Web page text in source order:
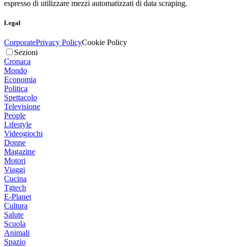
espresso di utilizzare mezzi automatizzati di data scraping.
Legal
CorporatePrivacy PolicyCookie Policy
Sezioni
Cronaca
Mondo
Economia
Politica
Spettacolo
Televisione
People
Lifestyle
Videogiochi
Donne
Magazine
Motori
Viaggi
Cucina
Tgtech
E-Planet
Cultura
Salute
Scuola
Animali
Spazio